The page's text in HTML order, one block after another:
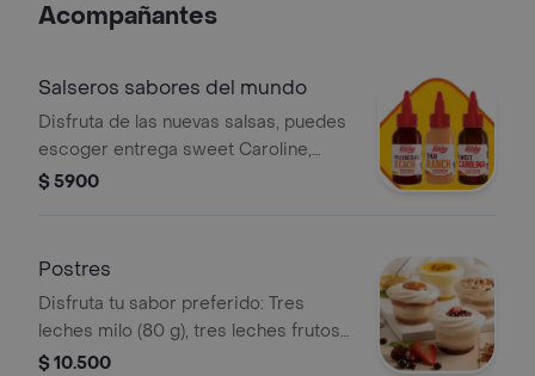
Acompañantes
Salseros sabores del mundo
Disfruta de las nuevas salsas, puedes
escoger entrega sweet Caroline,
Polynesian beach o Thai ranch
$ 5900
Postres
Disfruta tu sabor preferido: Tres
leches milo (80 g), tres leches frutos
rojos (90 g), combinado de maracuyá
$ 10.500